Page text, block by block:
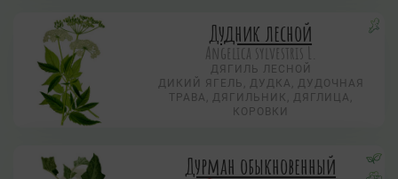
Дудник лесной
Angelica sylvestris L.
ДЯГИЛЬ ЛЕСНОЙ
ДИКИЙ ЯГЕЛЬ, ДУДКА, ДУДОЧНАЯ
ТРАВА, ДЯГИЛЬНИК, ДЯГЛИЦА,
КОРОВКИ
Дурман обыкновенный